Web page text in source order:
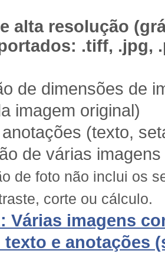
alta resolução
.tiff, .jpg,
de dimensões de
imagem original)
(texto,
de várias
de foto não inclui os
corte ou cálculo.
Várias imagens
e anotações